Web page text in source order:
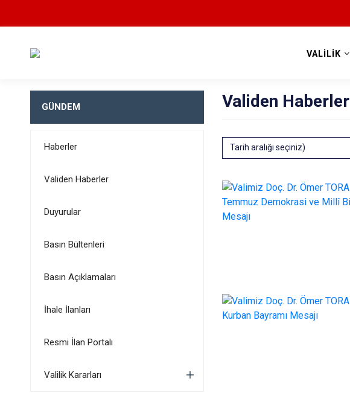
VALİLİK
GÜNDEM
Haberler
Validen Haberler
Duyurular
Basın Bültenleri
Basın Açıklamaları
İhale İlanları
Resmi İlan Portalı
Valilik Kararları
Validen Haberler
Tarih aralığı seçiniz)